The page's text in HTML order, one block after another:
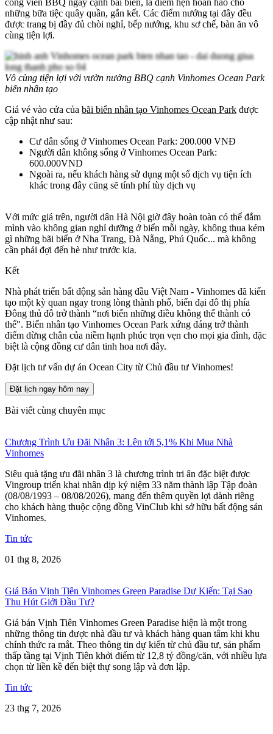
công viên BBQ ngay cạnh bãi biển, là điểm hẹn hoàn hảo cho
những bữa tiệc quây quần, gắn kết. Các điểm nướng tại đây đều
được trang bị đầy đủ chòi nghỉ, bếp nướng, khu sơ chế, bàn ăn vô
cùng tiện lợi.
Vô cùng tiện lợi với vườn nướng BBQ cạnh Vinhomes Ocean Park
biển nhân tạo
Giá vé vào cửa của bãi biển nhân tạo Vinhomes Ocean Park được
cập nhật như sau:
Cư dân sống ở Vinhomes Ocean Park: 200.000 VNĐ
Người dân không sống ở Vinhomes Ocean Park:
600.000VND
Ngoài ra, nếu khách hàng sử dụng một số dịch vụ tiện ích
khác trong đây cũng sẽ tính phí tùy dịch vụ
Với mức giá trên, người dân Hà Nội giờ đây hoàn toàn có thể đắm
mình vào không gian nghỉ dưỡng ở biển mỗi ngày, không thua kém
gì những bãi biển ở Nha Trang, Đà Nẵng, Phú Quốc... mà không
cần phải đợi đến hè như trước kia.
Kết
Nhà phát triển bất động sản hàng đầu Việt Nam - Vinhomes đã kiến
tạo một kỳ quan ngay trong lòng thành phố, biển đại đô thị phía
Đông thủ đô trở thành “nơi biến những điều không thể thành có
thể". Biển nhân tạo Vinhomes Ocean Park xứng đáng trở thành
điểm dừng chân của niềm hạnh phúc trọn vẹn cho mọi gia đình, đặc
biệt là cộng đồng cư dân tinh hoa nơi đây.
Đặt lịch tư vấn dự án Ocean City từ Chủ đầu tư Vinhomes!
Đặt lịch ngay hôm nay
Bài viết cùng chuyên mục
Chương Trình Ưu Đãi Nhân 3: Lên tới 5,1% Khi Mua Nhà
Vinhomes
Siêu quà tặng ưu đãi nhân 3 là chương trình tri ân đặc biệt được
Vingroup triển khai nhân dịp kỷ niệm 33 năm thành lập Tập đoàn
(08/08/1993 – 08/08/2026), mang đến thêm quyền lợi dành riêng
cho khách hàng thuộc cộng đồng VinClub khi sở hữu bất động sản
Vinhomes.
Tin tức
01 thg 8, 2026
Giá Bán Vịnh Tiên Vinhomes Green Paradise Dự Kiến: Tại Sao
Thu Hút Giới Đầu Tư?
Giá bán Vịnh Tiên Vinhomes Green Paradise hiện là một trong
những thông tin được nhà đầu tư và khách hàng quan tâm khi khu
chính thức ra mắt. Theo thông tin dự kiến từ chủ đầu tư, sản phẩm
thấp tầng tại Vịnh Tiên khởi điểm từ 12,8 tỷ đồng/căn, với nhiều lựa
chọn từ liền kề đến biệt thự song lập và đơn lập.
Tin tức
23 thg 7, 2026